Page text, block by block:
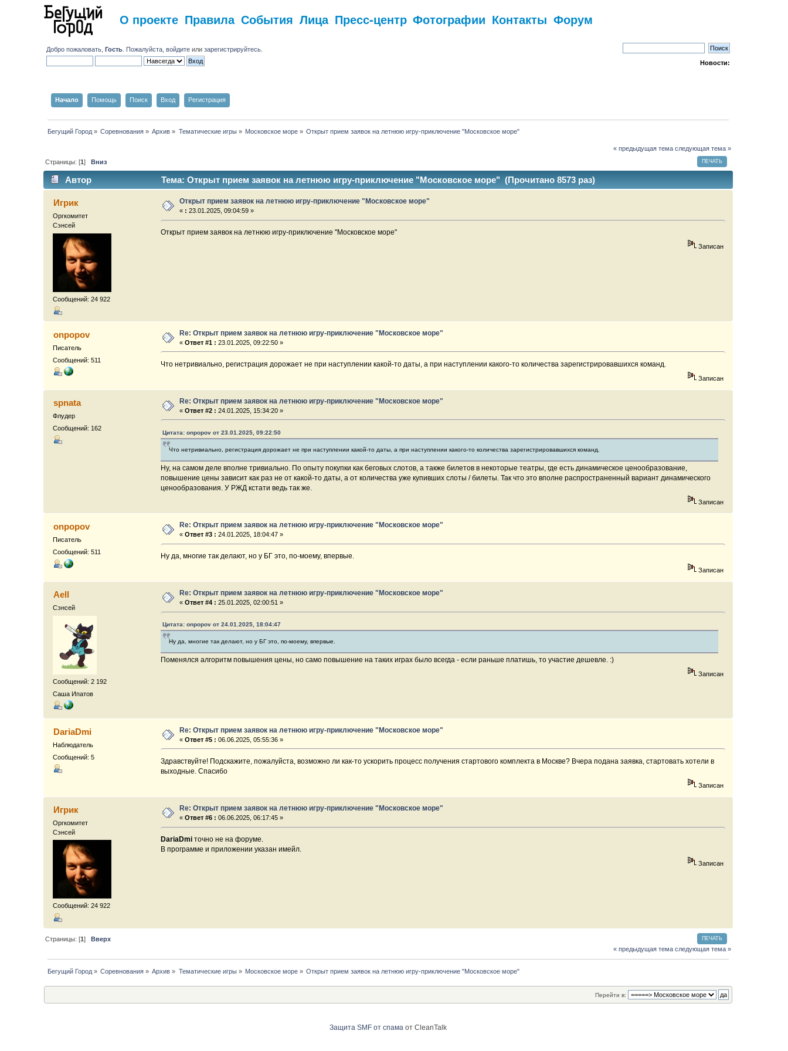
О проекте Правила События Лица Пресс-центр Фотографии Контакты Форум
Добро пожаловать,Гость . Пожалуйста,войдите илизарегистрируйтесь
Новости:
Начало Помощь Поиск Вход Регистрация
Бегущий Город» Соревнования» Архив » Тематические игры» Московское море» Открыт прием заявок на летнюю игру-приключение "Московское море"
« предыдущая тема следующая тема »
ПЕЧАТЬ
Страницы: [1] Вниз
Автор Тема: Открыт прием заявок на летнюю игру-приключение "Московское море" (Прочитано 8573 раз)
Игрик
Оргкомитет
Сэнсей
Сообщений: 24 922
Открыт прием заявок на летнюю игру-приключение "Московское море"
« : 23.01.2025, 09:04:59 »
Открыт прием заявок на летнюю игру-приключение "Московское море"
Записан
onpopov
Писатель
Сообщений: 511
Re: Открыт прием заявок на летнюю игру-приключение "Московское море"
«Ответ #1 : 23.01.2025, 09:22:50 »
Что нетривиально, регистрация дорожает не при наступлении какой-то даты, а при наступлении какого-то количества зарегистрировавшихся команд.
Записан
spnata
Флудер
Сообщений: 162
Re: Открыт прием заявок на летнюю игру-приключение "Московское море"
«Ответ #2 : 24.01.2025, 15:34:20 »
Цитата: onpopov от 23.01.2025, 09:22:50
Что нетривиально, регистрация дорожает не при наступлении какой-то даты, а при наступлении какого-то количества зарегистрировавшихся команд.
Ну, на самом деле вполне тривиально. По опыту покупки как беговых слотов, а также билетов в некоторые театры, где есть динамическое ценообразование,
повышение цены зависит как раз не от какой-то даты, а от количества уже купивших слоты / билеты. Так что это вполне распространенный вариант динамического
ценообразования. У РЖД кстати ведь так же.
Записан
onpopov
Писатель
Сообщений: 511
Re: Открыт прием заявок на летнюю игру-приключение "Московское море"
«Ответ #3 : 24.01.2025, 18:04:47 »
Ну да, многие так делают, но у БГ это, по-моему, впервые.
Записан
Aell
Сэнсей
Сообщений: 2 192
Саша Ипатов
Re: Открыт прием заявок на летнюю игру-приключение "Московское море"
«Ответ #4 : 25.01.2025, 02:00:51 »
Цитата: onpopov от 24.01.2025, 18:04:47
Ну да, многие так делают, но у БГ это, по-моему, впервые.
Поменялся алгоритм повышения цены, но само повышение на таких играх было всегда - если раньше платишь, то участие дешевле. :)
Записан
DariaDmi
Наблюдатель
Сообщений: 5
Re: Открыт прием заявок на летнюю игру-приключение "Московское море"
«Ответ #5 : 06.06.2025, 05:55:36 »
Здравствуйте! Подскажите, пожалуйста, возможно ли как-то ускорить процесс получения стартового комплекта в Москве? Вчера подана заявка, стартовать хотели в
выходные. Спасибо
Записан
Игрик
Оргкомитет
Сэнсей
Сообщений: 24 922
Re: Открыт прием заявок на летнюю игру-приключение "Московское море"
«Ответ #6 : 06.06.2025, 06:17:45 »
DariaDmi точно не на форуме.
В программе и приложении указан имейл.
Записан
ПЕЧАТЬ
Страницы: [1] Вверх
« предыдущая тема следующая тема »
Бегущий Город» Соревнования» Архив » Тематические игры» Московское море» Открыт прием заявок на летнюю игру-приключение "Московское море"
Перейти в:
Защита SMF от спама от CleanTalk